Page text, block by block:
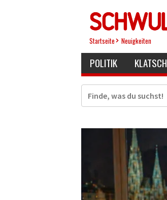
Startseite Neuigkeiten
POLITIK KLATSCH
Suche